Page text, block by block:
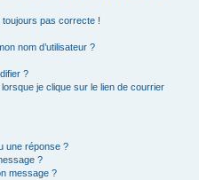
toujours pas correcte !
nom d’utilisateur ?
?
je clique sur le lien de courrier
une réponse ?
?
message ?